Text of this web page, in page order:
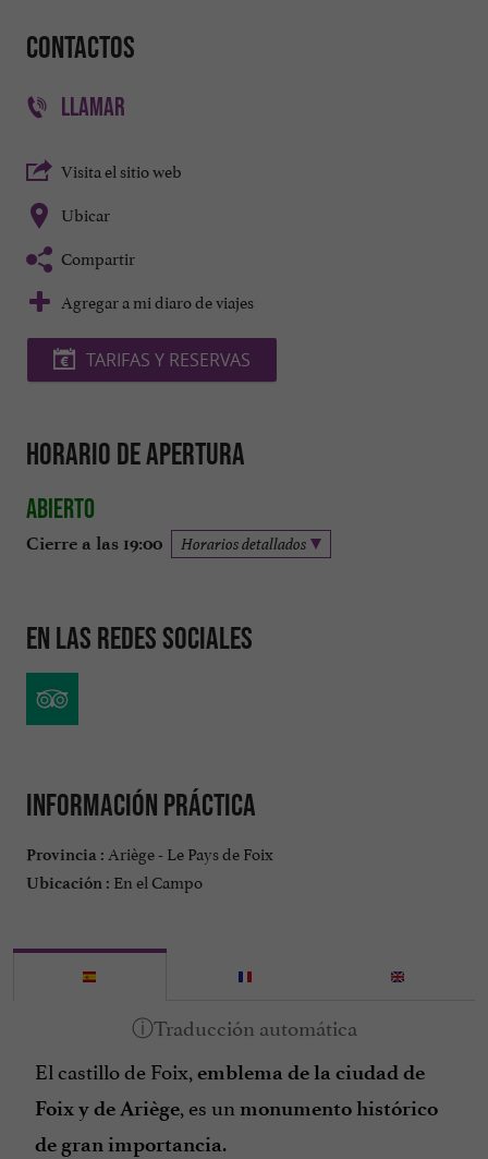
Contactos
LLAMAR
Visita el sitio web
Ubicar
Compartir
Agregar a mi diaro de viajes
TARIFAS Y RESERVAS
Horario de apertura
Abierto
Cierre a las 19:00 Horarios detallados
En las redes sociales
Información práctica
Provincia : Ariège - Le Pays de Foix
Ubicación : En el Campo
El castillo de Foix, emblema de la ciudad de
Foix y de Ariège, es un monumento histórico
de gran importancia.